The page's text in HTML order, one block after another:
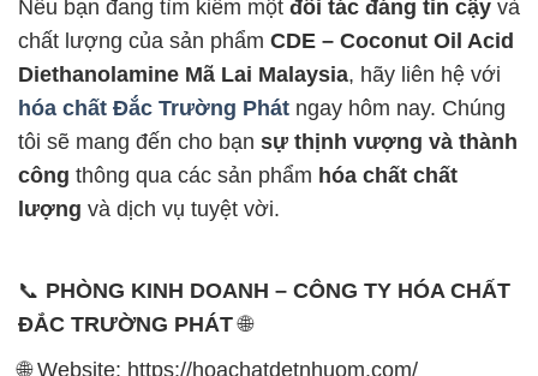
Nếu bạn đang tìm kiếm một đối tác đáng tin cậy và
chất lượng của sản phẩm CDE – Coconut Oil Acid
Diethanolamine Mã Lai Malaysia, hãy liên hệ với
hóa chất Đắc Trường Phát ngay hôm nay. Chúng
tôi sẽ mang đến cho bạn sự thịnh vượng và thành
công thông qua các sản phẩm hóa chất chất
lượng và dịch vụ tuyệt vời.
📞 PHÒNG KINH DOANH – CÔNG TY HÓA CHẤT
ĐẮC TRƯỜNG PHÁT🌐
🌐 Website: https://hoachatdetnhuom.com/